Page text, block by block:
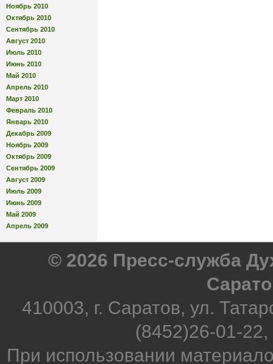
Ноябрь 2010
Октябрь 2010
Сентябрь 2010
Август 2010
Июль 2010
Июнь 2010
Май 2010
Апрель 2010
Март 2010
Февраль 2010
Январь 2010
Декабрь 2009
Ноябрь 2009
Октябрь 2009
Сентябрь 2009
Август 2009
Июль 2009
Июнь 2009
Май 2009
Апрель 2009
© 2026 Пресс-служба
410003, г. Саратов, ул.
(8452)26-01-
При использовании